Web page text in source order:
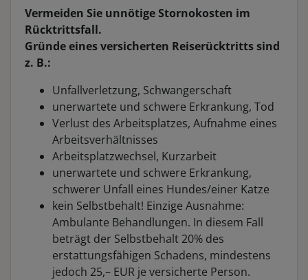
Vermeiden Sie unnötige Stornokosten im
Rücktrittsfall.
Gründe eines versicherten Reiserücktritts sind
z. B.:
Unfallverletzung, Schwangerschaft
unerwartete und schwere Erkrankung, Tod
Verlust des Arbeitsplatzes, Aufnahme eines
Arbeitsverhältnisses
Arbeitsplatzwechsel, Kurzarbeit
unerwartete und schwere Erkrankung,
schwerer Unfall eines Hundes/einer Katze
kein Selbstbehalt! Einzige Ausnahme:
Ambulante Behandlungen. In diesem Fall
beträgt der Selbstbehalt 20% des
erstattungsfähigen Schadens, mindestens
jedoch 25,– EUR je versicherte Person.